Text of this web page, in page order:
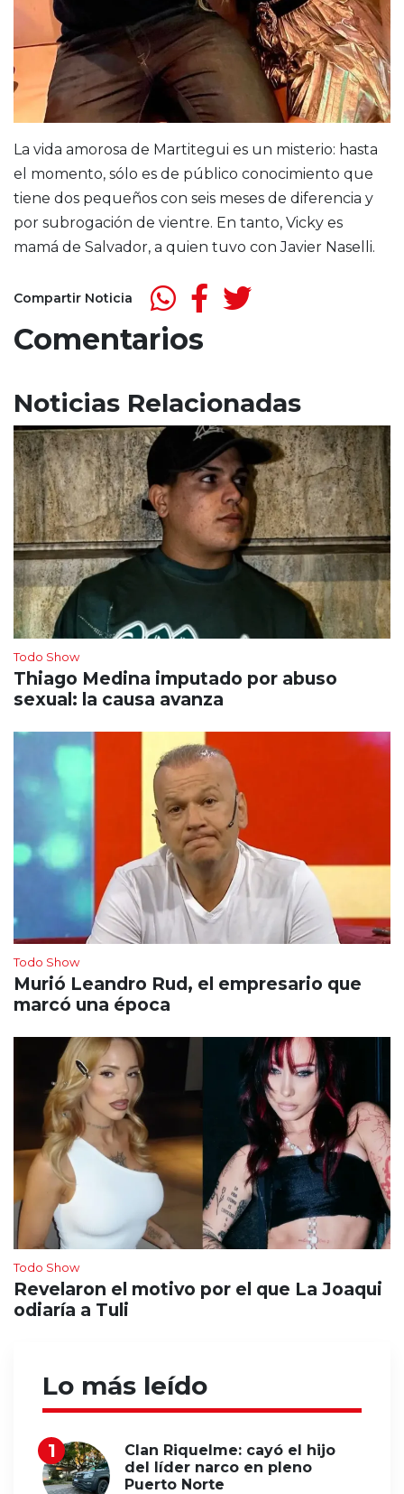
La vida amorosa de Martitegui es un misterio: hasta
el momento, sólo es de público conocimiento que
tiene dos pequeños con seis meses de diferencia y
por subrogación de vientre. En tanto, Vicky es
mamá de Salvador, a quien tuvo con Javier Naselli.
Compartir Noticia
Comentarios
Noticias Relacionadas
Todo Show
Thiago Medina imputado por abuso
sexual: la causa avanza
Todo Show
Murió Leandro Rud, el empresario que
marcó una época
Todo Show
Revelaron el motivo por el que La Joaqui
odiaría a Tuli
Lo más leído
Clan Riquelme: cayó el hijo
del líder narco en pleno
Puerto Norte